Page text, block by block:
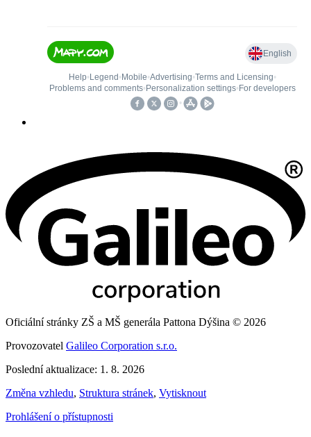
Oficiální stránky ZŠ a MŠ generála Pattona Dýšina © 2026
Provozovatel Galileo Corporation s.r.o.
Poslední aktualizace: 1. 8. 2026
Změna vzhledu, Struktura stránek, Vytisknout
Prohlášení o přístupnosti